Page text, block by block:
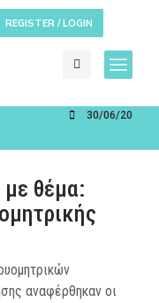
REGISTER / LOGIN
30/06/2022
με θέμα:
αναφέρθηκαν οι